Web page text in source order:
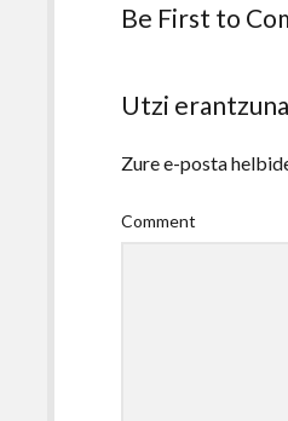
Be First to
Utzi erantzuna
Zure e-posta
Comment